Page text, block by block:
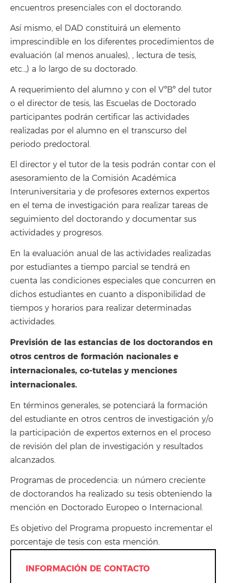
encuentros presenciales con el doctorando.
Así mismo, el DAD constituirá un elemento
imprescindible en los diferentes procedimientos de
evaluación (al menos anuales), , lectura de tesis,
etc..,) a lo largo de su doctorado.
A requerimiento del alumno y con el VºBº del tutor
o el director de tesis, las Escuelas de Doctorado
participantes podrán certificar las actividades
realizadas por el alumno en el transcurso del
periodo predoctoral.
El director y el tutor de la tesis podrán contar con el
asesoramiento de la Comisión Académica
Interuniversitaria y de profesores externos expertos
en el tema de investigación para realizar tareas de
seguimiento del doctorando y documentar sus
actividades y progresos.
En la evaluación anual de las actividades realizadas
por estudiantes a tiempo parcial se tendrá en
cuenta las condiciones especiales que concurren en
dichos estudiantes en cuanto a disponibilidad de
tiempos y horarios para realizar determinadas
actividades.
Previsión de las estancias de los doctorandos en
otros centros de formación nacionales e
internacionales, co-tutelas y menciones
internacionales.
En términos generales, se potenciará la formación
del estudiante en otros centros de investigación y/o
la participación de expertos externos en el proceso
de revisión del plan de investigación y resultados
alcanzados.
Programas de procedencia: un número creciente
de doctorandos ha realizado su tesis obteniendo la
mención en Doctorado Europeo o Internacional.
Es objetivo del Programa propuesto incrementar el
porcentaje de tesis con esta mención.
INFORMACIÓN DE CONTACTO